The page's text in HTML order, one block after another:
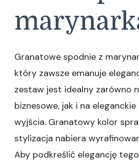
Granatowe spodnie z
który zawsze emanuje
zestaw jest idealny zarówno
biznesowe, jak i na
wyjścia. Granatowy kolor
stylizacja nabiera
Aby podkreślić elegancję